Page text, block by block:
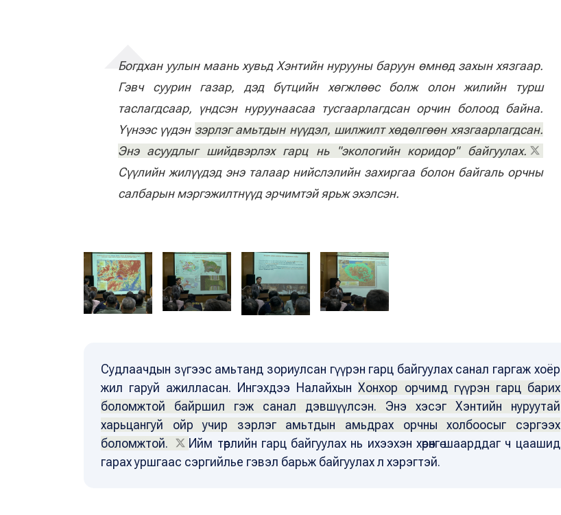
Богдхан уулын маань хувьд Хэнтийн нурууны баруун өмнөд захын хязгаар.
Гэвч суурин газар, дэд бүтцийн хөгжлөөс болж олон жилийн турш
таслагдсаар, үндсэн нуруунаасаа тусгаарлагдсан орчин болоод байна.
Үүнээс үүдэн зэрлэг амьтдын нүүдэл, шилжилт хөдөлгөөн хязгаарлагдсан.
Энэ асуудлыг шийдвэрлэх гарц нь "экологийн коридор" байгуулах.
Сүүлийн жилүүдэд энэ талаар нийслэлийн захиргаа болон байгаль орчны
салбарын мэргэжилтнүүд эрчимтэй ярьж эхэлсэн.
Судлаачдын зүгээс амьтанд зориулсан гүүрэн гарц байгуулах санал гаргаж хоёр
жил гаруй ажилласан. Ингэхдээ НалайхынХонхор орчимд гүүрэн гарц барих
боломжтой байршил гэж санал дэвшүүлсэн. Энэ хэсэг Хэнтийн нуруутай
харьцангуй ойр учир зэрлэг амьтдын амьдрах орчны холбоосыг сэргээх
боломжтой.
Ийм төрлийн гарц байгуулах нь ихээхэн хөрөнгө шаарддаг ч цаашид
гарах уршгаас сэргийлье гэвэл барьж байгуулах л хэрэгтэй.